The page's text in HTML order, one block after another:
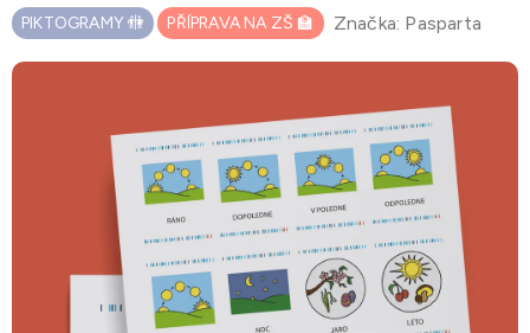
PIKTOGRAMY 🚻 PŘÍPRAVA NA ZŠ 🏫 Značka: Pasparta